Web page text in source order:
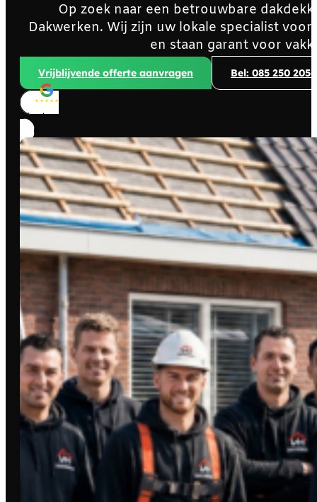
Op zoek naar een betrouwbare
Dakwerken. Wij zijn uw lokale specialist
en staan garant voor
Vrijblijvende offerte aanvragen Bel: 085 250 2056
Klanten beoordelen ons met